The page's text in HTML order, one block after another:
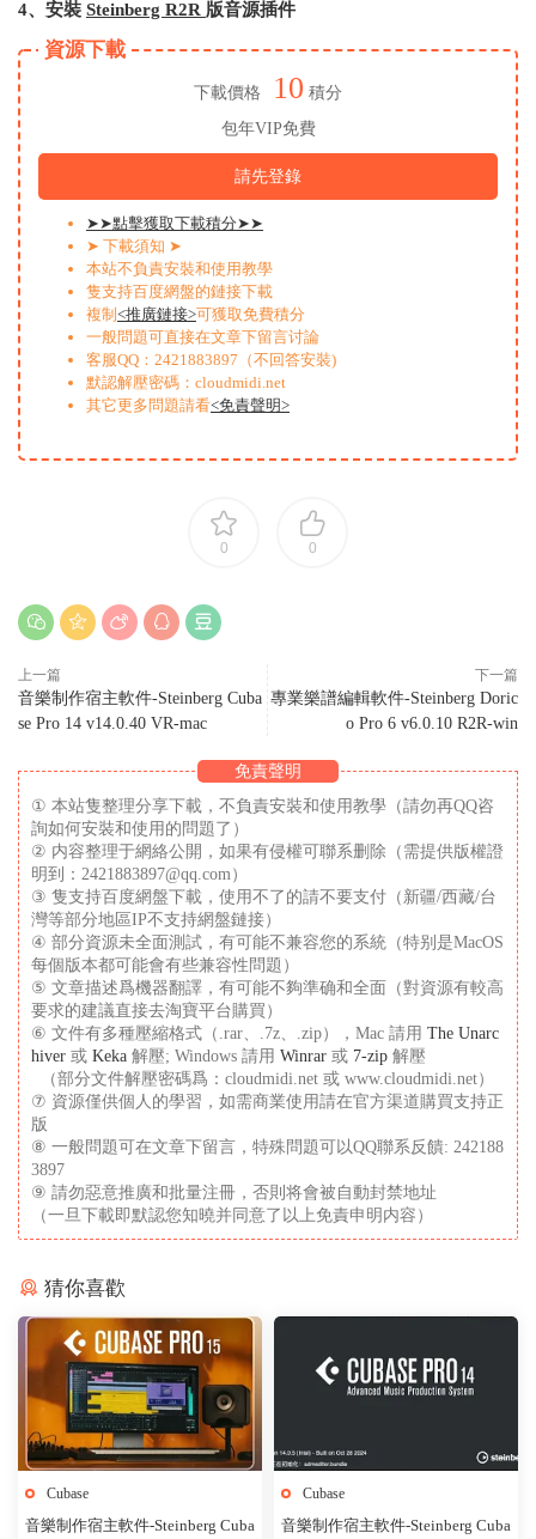
4、安裝 Steinberg R2R 版音源插件
資源下載
下載價格 10 積分
包年VIP免費
請先登錄
➤➤點擊獲取下載積分➤➤
➤ 下載須知 ➤
本站不負責安裝和使用教學
隻支持百度網盤的鏈接下載
複制 <推廣鏈接>可獲取免費積分
一般問題可直接在文章下留言讨論
客服QQ：2421883897（不回答安裝)
默認解壓密碼：cloudmidi.net
其它更多問題請看<免責聲明>
0 0
上一篇
音樂制作宿主軟件-Steinberg Cuba
se Pro 14 v14.0.40 VR-mac
下一篇
專業樂譜編輯軟件-Steinberg Doric
o Pro 6 v6.0.10 R2R-win
免責聲明
① 本站隻整理分享下載，不負責安裝和使用教學（請勿再QQ咨
詢如何安裝和使用的問題了）
② 内容整理于網絡公開，如果有侵權可聯系删除（需提供版權證
明到：2421883897@qq.com）
③ 隻支持百度網盤下載，使用不了的請不要支付（新疆/西藏/台
灣等部分地區IP不支持網盤鏈接）
④ 部分資源未全面測試，有可能不兼容您的系統（特别是MacOS
每個版本都可能會有些兼容性問題）
⑤ 文章描述爲機器翻譯，有可能不夠準确和全面（對資源有較高
要求的建議直接去淘寶平台購買）
⑥ 文件有多種壓縮格式（.rar、.7z、.zip），Mac 請用 The Unarc
hiver 或 Keka 解壓; Windows 請用 Winrar 或 7-zip 解壓
（部分文件解壓密碼爲：cloudmidi.net 或 www.cloudmidi.net）
⑦ 資源僅供個人的學習，如需商業使用請在官方渠道購買支持正
版
⑧ 一般問題可在文章下留言，特殊問題可以QQ聯系反饋: 242188
3897
⑨ 請勿惡意推廣和批量注冊，否則将會被自動封禁地址
（一旦下載即默認您知曉并同意了以上免責申明内容）
猜你喜歡
Cubase
音樂制作宿主軟件-Steinberg Cuba
Cubase
音樂制作宿主軟件-Steinberg Cuba